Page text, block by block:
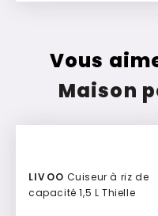
Vous
Maison
LIVOO
capacité 1,5 L Thielle